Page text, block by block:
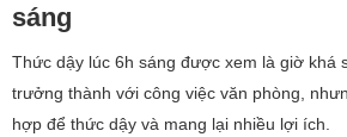
sáng
Thức dậy lúc 6h sáng được xem là giờ khá
trưởng thành với công việc văn phòng,
hợp để thức dậy và mang lại nhiều lợi ích.